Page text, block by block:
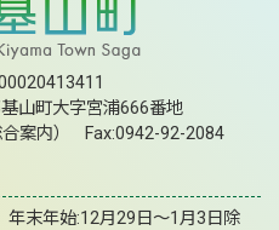
山町大字宮浦666番地
案内） Fax:0942-92-2084
年末年始:12月29日～1月3日除